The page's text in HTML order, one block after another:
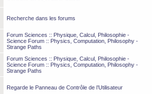
Recherche dans les forums
Forum Sciences :: Physique, Calcul, Philosophie -
Science Forum :: Physics, Computation, Philosophy -
Strange Paths
Forum Sciences :: Physique, Calcul, Philosophie -
Science Forum :: Physics, Computation, Philosophy -
Strange Paths
Regarde le Panneau de Contrôle de l’Utilisateur